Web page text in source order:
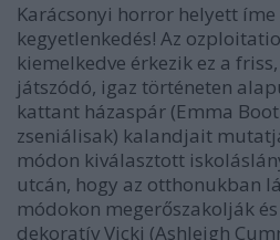
Karácsonyi horror helyett
kegyetlenkedés! Az
kiemelkedve érkezik ez a
játszódó, igaz történeten
kattant házaspár (Emma
zseniálisak) kalandjait
módon kiválasztott
utcán, hogy az otthonukban
módokon megerőszakolják
dekoratív Vicki (Ashleigh